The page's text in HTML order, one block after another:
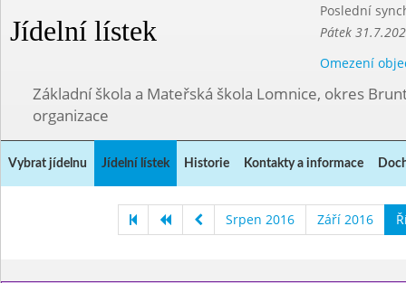
Jídelní lístek
Poslední
Pátek
Omezení
Základní škola a Mateřská škola Lomnice, okres
organizace
Vybrat jídelnu Jídelní lístek Historie Kontakty a informace
Srpen 2016 Září 2016